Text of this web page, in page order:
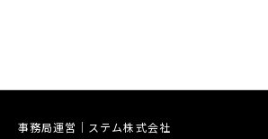
事務局運営｜ステム株式会社